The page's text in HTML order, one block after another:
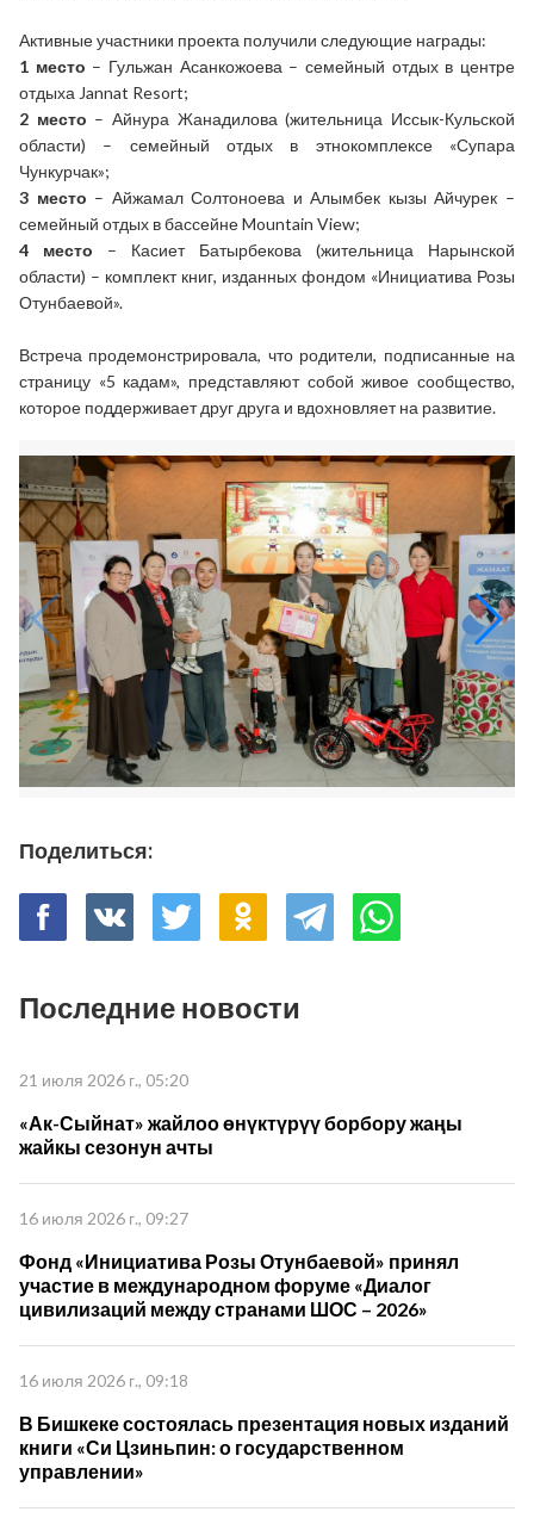
Активные участники проекта получили следующие награды:
1 место – Гульжан Асанкожоева – семейный отдых в центре
отдыха Jannat Resort;
2 место – Айнура Жанадилова (жительница Иссык-Кульской
области) – семейный отдых в этнокомплексе «Супара
Чункурчак»;
3 место – Айжамал Солтоноева и Алымбек кызы Айчурек –
семейный отдых в бассейне Mountain View;
4 место – Касиет Батырбекова (жительница Нарынской
области) – комплект книг, изданных фондом «Инициатива Розы
Отунбаевой».
Встреча продемонстрировала, что родители, подписанные на
страницу «5 кадам», представляют собой живое сообщество,
которое поддерживает друг друга и вдохновляетна развитие.
Поделиться:
Последние новости
21 июля 2026 г., 05:20
«Ак-Сыйнат» жайлоо өнүктүрүү борбору жаңы
жайкы сезонун ачты
16 июля 2026 г., 09:27
Фонд «Инициатива Розы Отунбаевой» принял
участие в международном форуме «Диалог
цивилизаций между странами ШОС – 2026»
16 июля 2026 г., 09:18
В Бишкеке состоялась презентация новых изданий
книги «Си Цзиньпин: о государственном
управлении»